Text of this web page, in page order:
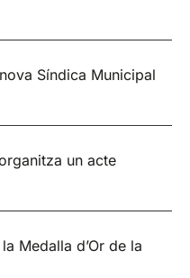
Síndica Municipal
un acte
Medalla d’Or de la